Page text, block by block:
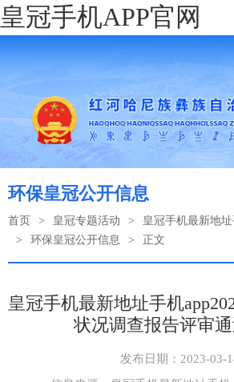
皇冠手机APP官网
环保皇冠公开信息
首页 > 皇冠专题活动 >
皇冠手机最新地
>
环保皇冠公开信息 > 正文
皇冠手机最新地址手机
状况调查报告评审
发布日期：2023-03-